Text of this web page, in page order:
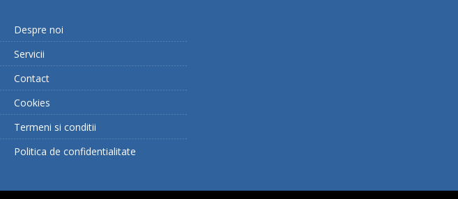
Despre noi
Servicii
Contact
Cookies
Termeni si conditii
Politica de confidentialitate